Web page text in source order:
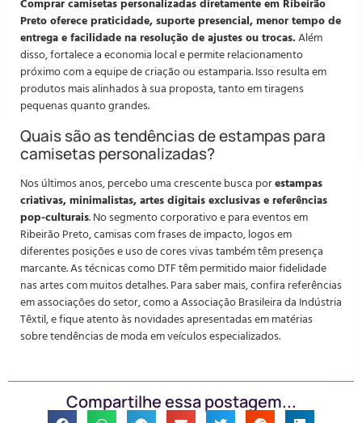
Comprar camisetas personalizadas diretamente em Ribeirão
Preto oferece praticidade, suporte presencial, menor tempo de
entrega e facilidade na resolução de ajustes ou trocas. Além
disso, fortalece a economia local e permite relacionamento
próximo com a equipe de criação ou estamparia. Isso resulta em
produtos mais alinhados à sua proposta, tanto em tiragens
pequenas quanto grandes.
Quais são as tendências de estampas para
camisetas personalizadas?
Nos últimos anos, percebo uma crescente busca porestampas
criativas, minimalistas, artes digitais exclusivas e referências
pop-culturais. No segmento corporativo e para eventos em
Ribeirão Preto, camisas com frases de impacto, logos em
diferentes posições e uso de cores vivas também têm presença
marcante. As técnicas como DTF têm permitido maior fidelidade
nas artes com muitos detalhes. Para saber mais, confira referências
em associações do setor, como a Associação Brasileira da Indústria
Têxtil, e fique atento às novidades apresentadas em matérias
sobre tendências de moda em veículos especializados.
Compartilhe essa postagem...